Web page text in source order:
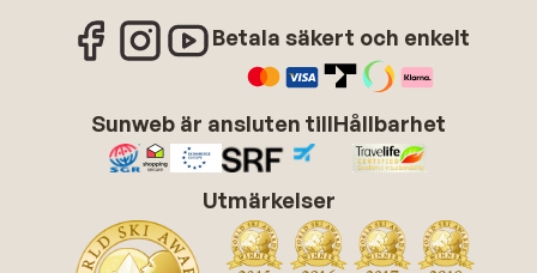
Betala säkert och enkelt
Sunweb är ansluten tillHållbarhet
Utmärkelser